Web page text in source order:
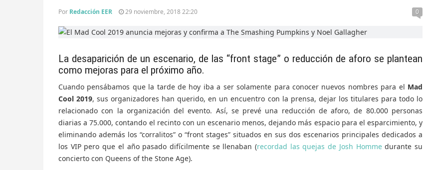
Por Redacción EER 29 noviembre, 2018 22:20 0
La desaparición de un escenario, de las “front stage” o reducción de aforo se plantean
como mejoras para el próximo año.
Cuando pensábamos que la tarde de hoy iba a ser solamente para conocer nuevos nombres para el Mad
Cool 2019, sus organizadores han querido, en un encuentro con la prensa, dejar los titulares para todo lo
relacionado con la organización del evento. Así, se prevé una reducción de aforo, de 80.000 personas
diarias a 75.000, contando el recinto con un escenario menos, dejando más espacio para el esparcimiento, y
eliminando además los “corralitos” o “front stages” situados en sus dos escenarios principales dedicados a
los VIP pero que el año pasado difícilmente se llenaban (recordad las quejas de Josh Hommedurante su
concierto con Queens of the Stone Age).